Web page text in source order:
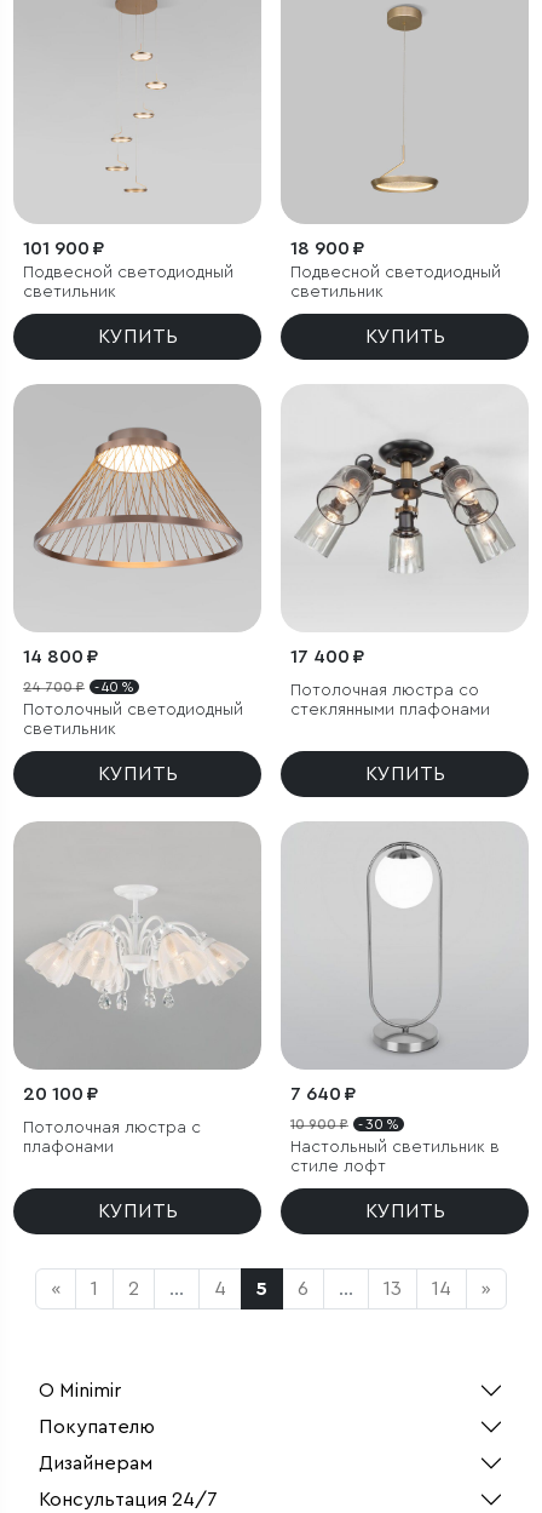
101 900 ₽
Подвесной светодиодный
светильник
КУПИТЬ
18 900 ₽
Подвесной светодиодный
светильник
КУПИТЬ
14 800 ₽
24 700 ₽ - 40 %
Потолочный светодиодный
светильник
КУПИТЬ
17 400 ₽
Потолочная люстра со
стеклянными плафонами
КУПИТЬ
20 100 ₽
Потолочная люстра с
плафонами
КУПИТЬ
7 640 ₽
10 900 ₽ - 30 %
Настольный светильник в
стиле лофт
КУПИТЬ
« 1 2 ... 4 5 6 ... 13 14 »
О Minimir
Покупателю
Дизайнерам
Консультация 24/7